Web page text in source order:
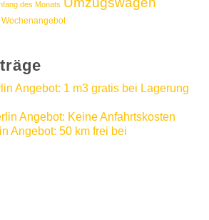
des Monats
Wochenangebot
Angebot: 1 m3 gratis bei Lagerung
Angebot: Keine Anfahrtskosten
Angebot: 50 km frei bei